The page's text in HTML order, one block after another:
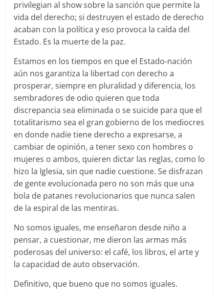
privilegian al show sobre la sanción que permite la
vida del derecho; si destruyen el estado de derecho
acaban con la política y eso provoca la caída del
Estado. Es la muerte de la paz.
Estamos en los tiempos en que el Estado-nación
aún nos garantiza la libertad con derecho a
prosperar, siempre en pluralidad y diferencia, los
sembradores de odio quieren que toda
discrepancia sea eliminada o se suicide para que el
totalitarismo sea el gran gobierno de los mediocres
en donde nadie tiene derecho a expresarse, a
cambiar de opinión, a tener sexo con hombres o
mujeres o ambos, quieren dictar las reglas, como lo
hizo la Iglesia, sin que nadie cuestione. Se disfrazan
de gente evolucionada pero no son más que una
bola de patanes revolucionarios que nunca salen
de la espiral de las mentiras.
No somos iguales, me enseñaron desde niño a
pensar, a cuestionar, me dieron las armas más
poderosas del universo: el café, los libros, el arte y
la capacidad de auto observación.
Definitivo, que bueno que no somos iguales.